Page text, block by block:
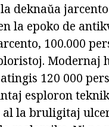
deknaŭa
la epoko de
100.000
Modernaj
120 000
esploron
la bruligitaj